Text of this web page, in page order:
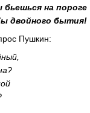
бьешься на пороге
двойного бытия!
Пушкин: